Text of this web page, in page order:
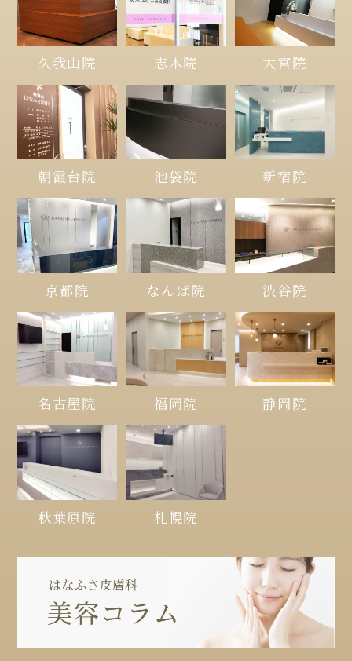
久我山院 志木院 大宮院
朝霞台院 池袋院 新宿院
京都院 なんば院 渋谷院
名古屋院 福岡院 静岡院
秋葉原院 札幌院